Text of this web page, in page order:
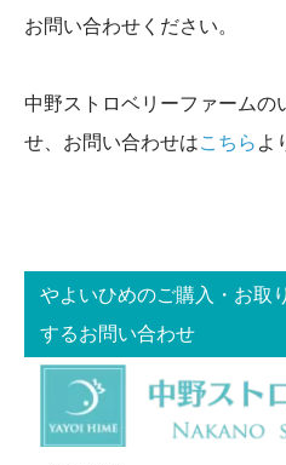
お問い合わせください。
中野ストロベリーファームの
せ、お問い合わせはこちら よ
やよいひめのご購入・お取
するお問い合わせ